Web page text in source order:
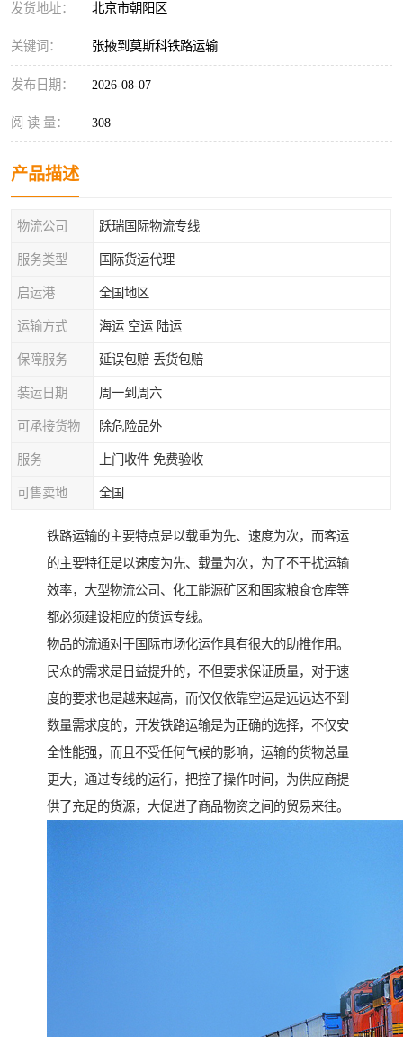
发货地址： 北京市朝阳区
关键词： 张掖到莫斯科铁路运输
发布日期： 2026-08-07
阅 读 量： 308
产品描述
物流公司 跃瑞国际物流专线
服务类型 国际货运代理
启运港 全国地区
运输方式 海运 空运 陆运
保障服务 延误包赔 丢货包赔
装运日期 周一到周六
可承接货物 除危险品外
服务 上门收件 免费验收
可售卖地 全国
铁路运输的主要特点是以载重为先、速度为次，而客运
的主要特征是以速度为先、载量为次，为了不干扰运输
效率，大型物流公司、化工能源矿区和国家粮食仓库等
都必须建设相应的货运专线。
物品的流通对于国际市场化运作具有很大的助推作用。
民众的需求是日益提升的，不但要求保证质量，对于速
度的要求也是越来越高，而仅仅依靠空运是远远达不到
数量需求度的，开发铁路运输是为正确的选择，不仅安
全性能强，而且不受任何气候的影响，运输的货物总量
更大，通过专线的运行，把控了操作时间，为供应商提
供了充足的货源，大促进了商品物资之间的贸易来往。